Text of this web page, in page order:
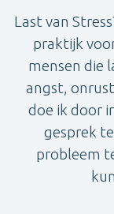
Last van
praktijk
mensen die
angst,
doe ik door
gesprek
probleem